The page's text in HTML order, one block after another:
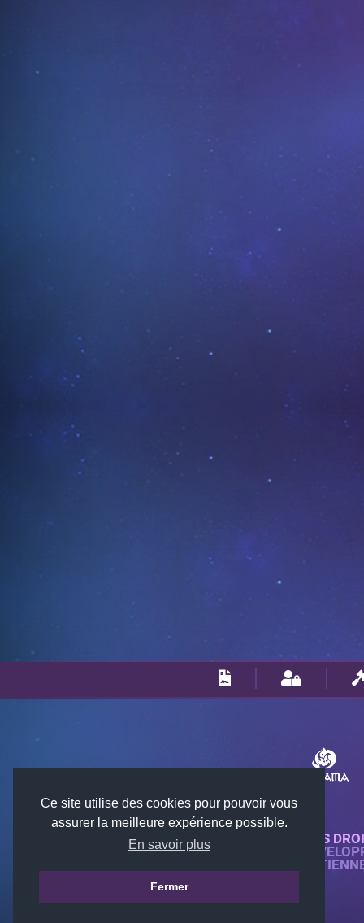
Ce site utilise des cookies pour pouvoir vous
assurer la meilleure expérience possible.
En savoir plus
Fermer
© 2018-2026 KTARENA. TOUS
SITE WEB ENTIÈREMENT
TOUTES LES IMAGES